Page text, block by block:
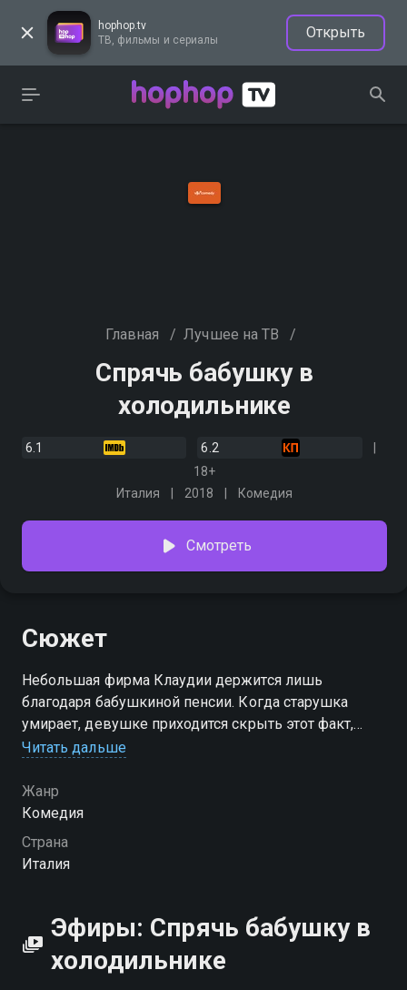
hophop.tv
ТВ, фильмы и сериалы
Открыть
Главная / Лучшее на ТВ /
Спрячь бабушку в
холодильнике
6.1
6.2
18+
Италия
2018 Комедия
Смотреть
Сюжет
Небольшая фирма Клаудии держится лишь
благодаря бабушкиной пенсии. Когда старушка
умирает, девушке приходится скрыть этот факт,
чтобы не остаться совсем без денег. Робкий
та опасается его из-за тайны
Читать дальше
Жанр
Комедия
Страна
Италия
Эфиры: Спрячь бабушку в
холодильнике